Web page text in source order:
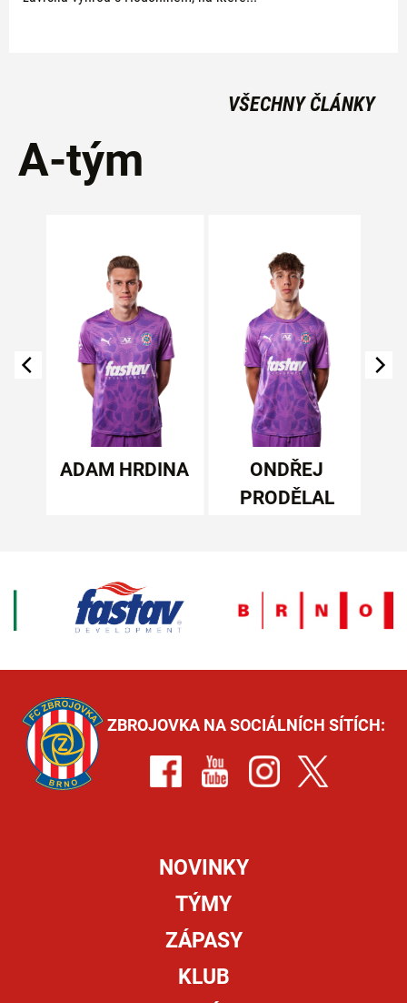
VŠECHNY ČLÁNKY
A-tým
ADAM HRDINA
ONDŘEJ
PRODĚLAL
ZBROJOVKA NA SOCIÁLNÍCH SÍTÍCH:
NOVINKY
TÝMY
ZÁPASY
KLUB